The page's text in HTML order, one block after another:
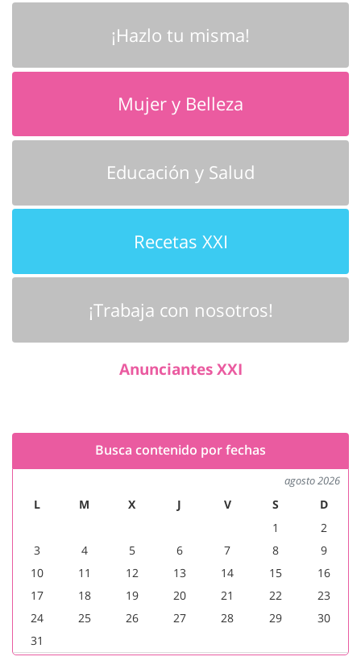
¡Hazlo tu misma!
Mujer y Belleza
Educación y Salud
Recetas XXI
¡Trabaja con nosotros!
Anunciantes XXI
Busca contenido por fechas
agosto 2026
L M X J V S
D
1
2
3
4 5 6 7 8
9
10
11 12 13 14 15
16
17
18 19 20 21 22
23
24
25 26 27 28 29
30
31